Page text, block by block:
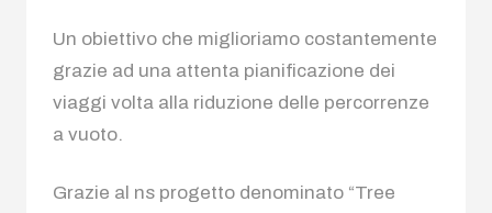
Un obiettivo che miglioriamo costantemente
grazie ad una attenta pianificazione dei
viaggi volta alla riduzione delle percorrenze
a vuoto.
Grazie al ns progetto denominato “Tree